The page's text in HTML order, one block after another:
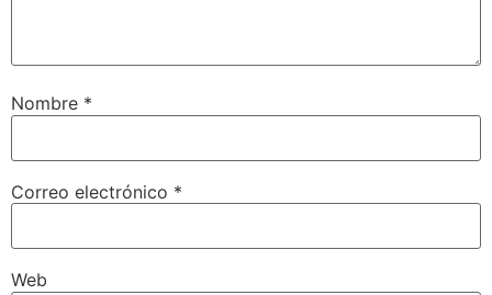
Nombre *
Correo electrónico *
Web